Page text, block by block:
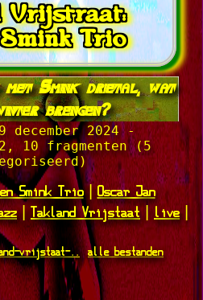
Vrijstraat:
Trio
Smink drietal, wat
brengen?
december 2024 -
10 fragmenten (5
Smink Trio|Oscar Jan
|Takland Vrijstaat| live|
vrijstaat-.. alle bestanden